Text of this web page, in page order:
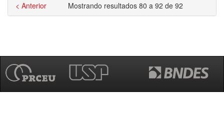
Mostrando resultados 80 a 92 de 92
< Anterior